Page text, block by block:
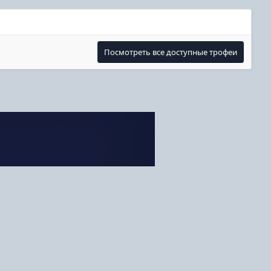
Посмотреть все доступные трофеи